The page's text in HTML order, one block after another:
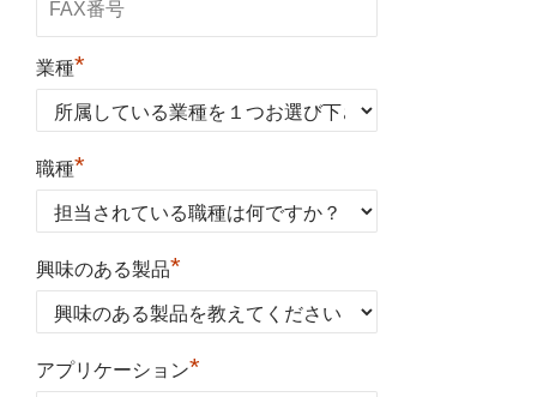
業種*
職種*
興味のある製品*
アプリケーション*